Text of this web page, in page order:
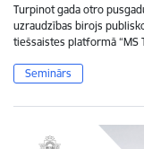
Turpinot gada otro
uzraudzības birojs
tiešsaistes platformā “MS
Seminārs